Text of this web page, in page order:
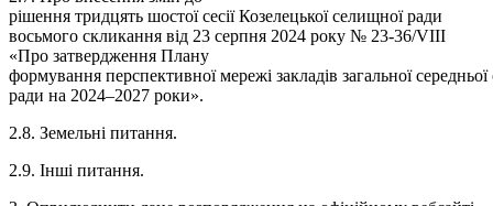
рішення тридцять шостої сесії Козелецької селищної ради
восьмого скликання від 23 серпня 2024 року № 23-36/VIII
«Про затвердження Плану
формування перспективної мережі закладів загальної
ради на 2024–2027 роки».
2.8. Земельні питання.
2.9. Інші питання.